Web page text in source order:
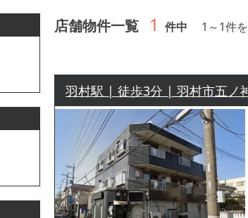
店舗物件一覧 1 件中 1 ～1件
羽村駅 | 徒歩3分 | 羽村市五ノ